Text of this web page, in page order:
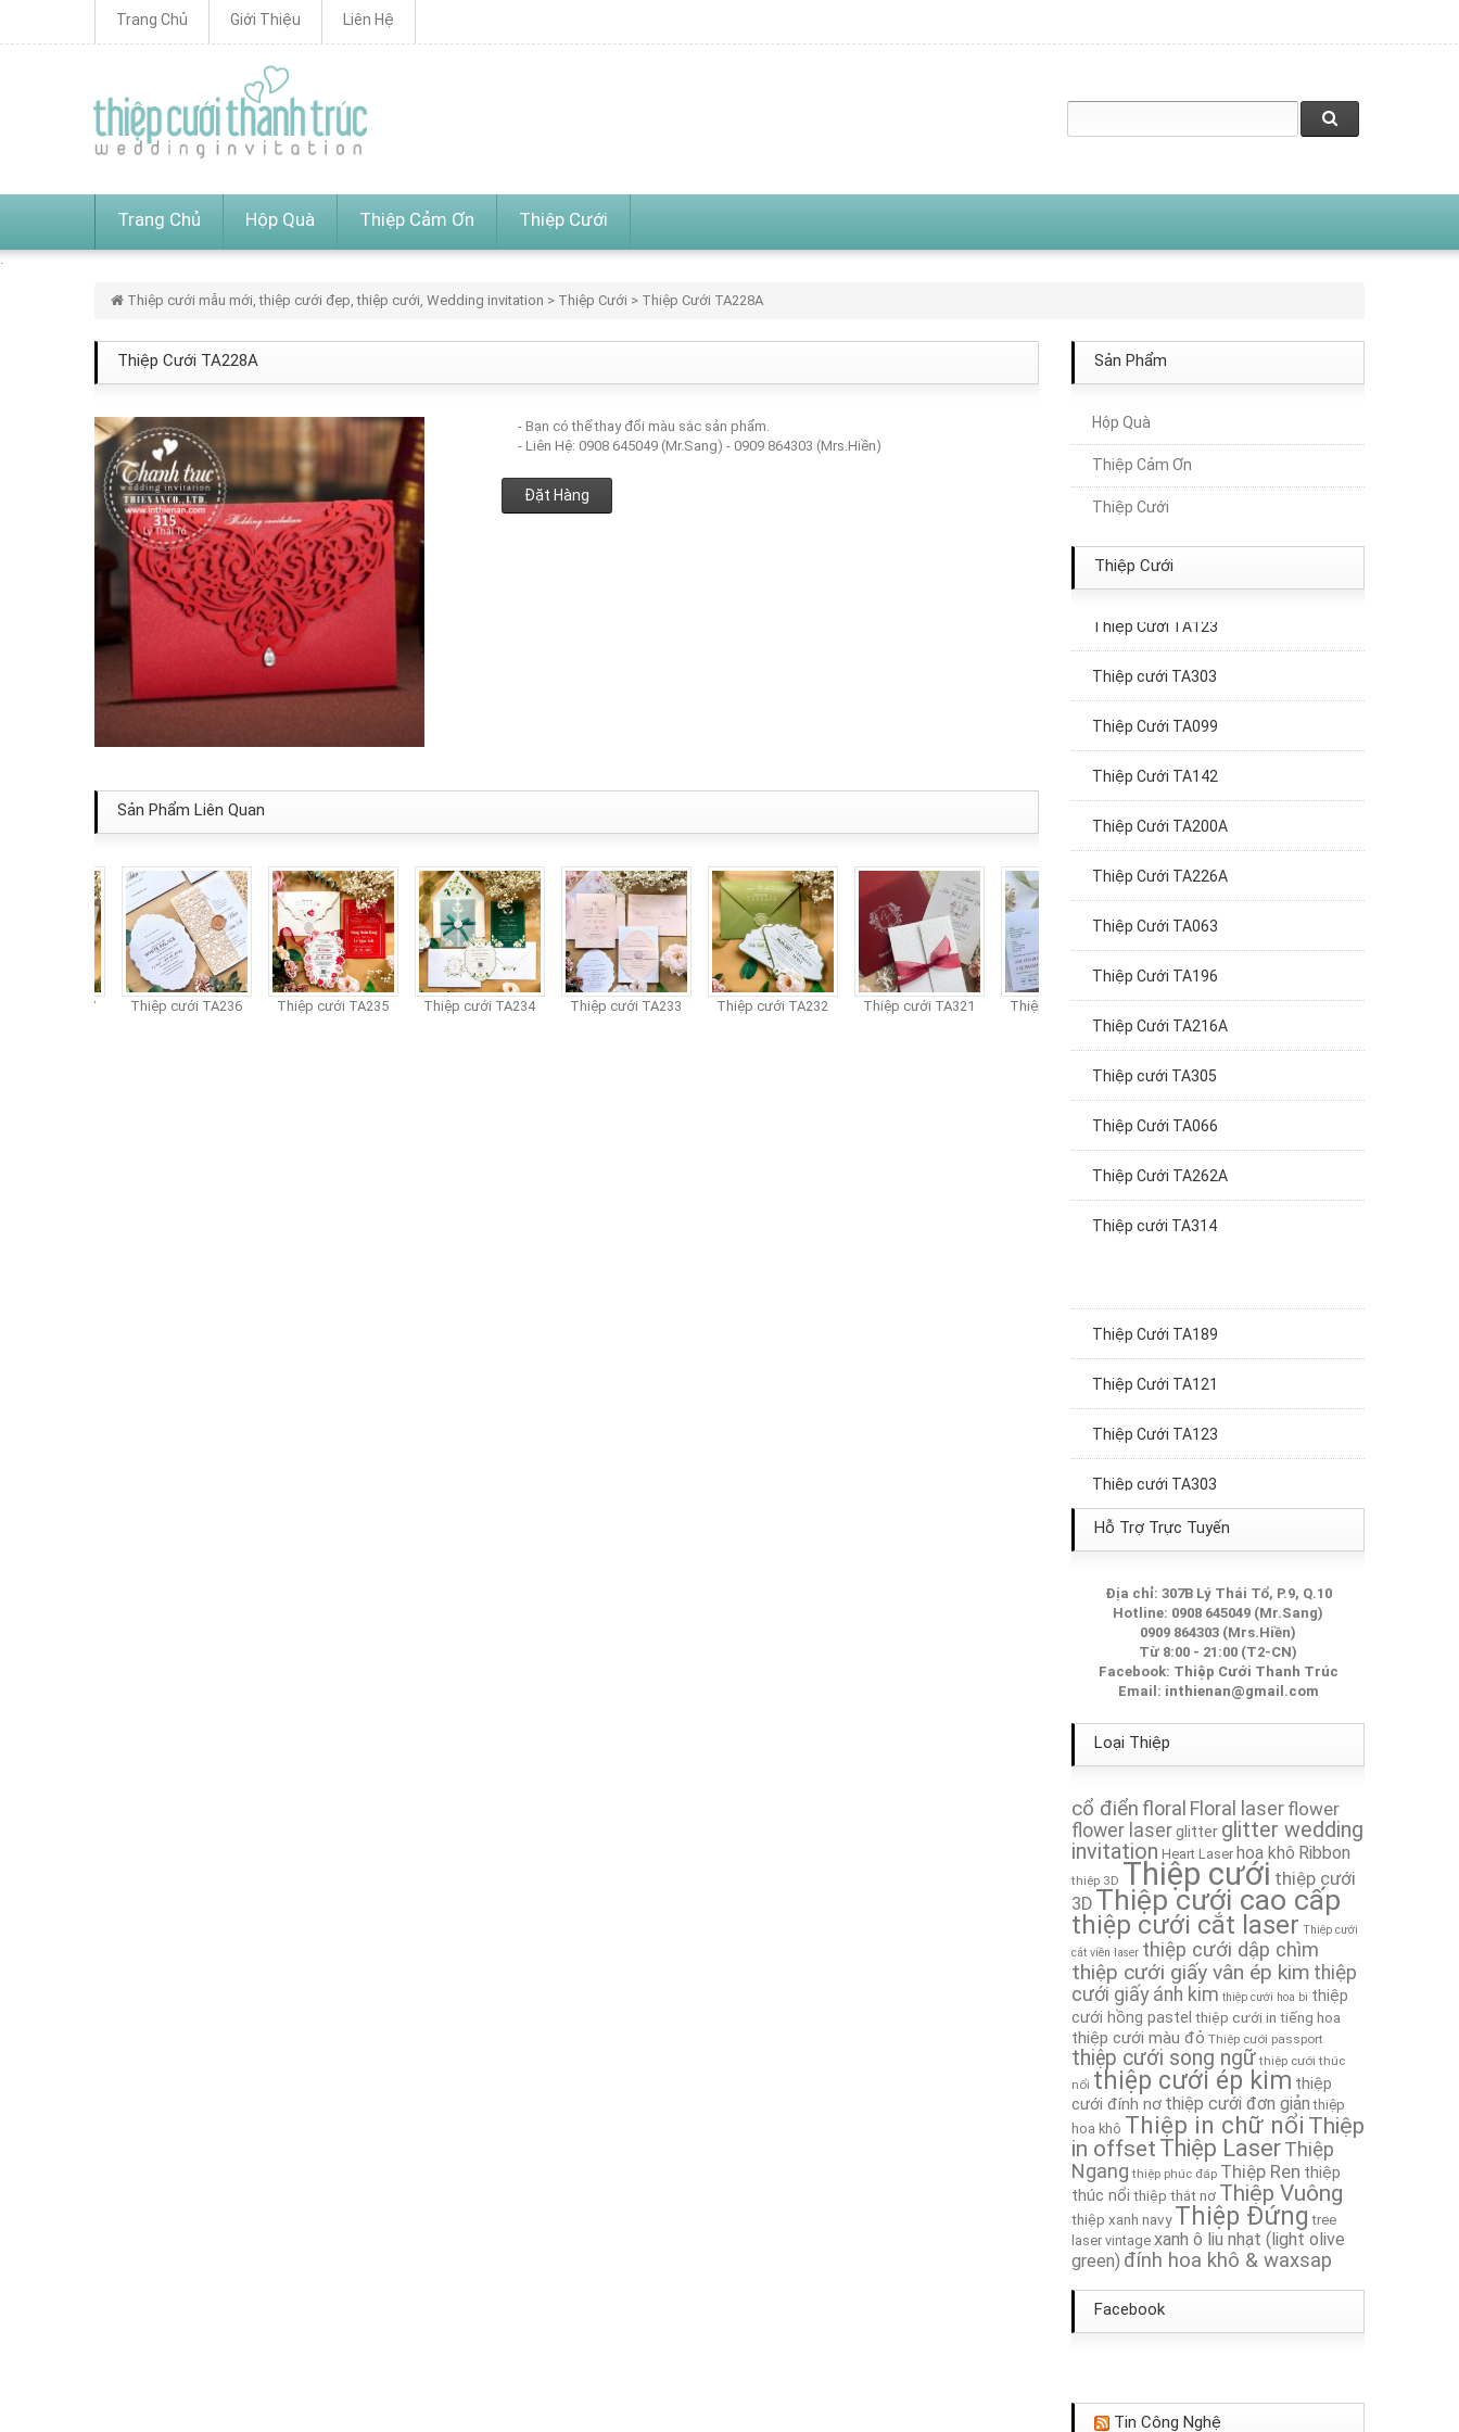
Trang Chủ Giới Thiệu Liên Hệ
Trang Chủ Hộp Quà Thiệp Cảm Ơn Thiệp Cưới
Thiệp cưới mẫu mới, thiệp cưới đẹp, thiệp cưới, Wedding invitation > Thiệp Cưới > Thiệp Cưới TA228A
Thiệp Cưới TA228A
- Bạn có thể thay đổi màu sắc sản phẩm.
- Liên Hệ: 0908 645049 (Mr.Sang) - 0909 864303 (Mrs.Hiền)
Đặt Hàng
Sản Phẩm Liên Quan
Thiệp cưới TA236 Thiệp cưới TA235 Thiệp cưới TA234 Thiệp cưới TA233 Thiệp cưới TA232 Thiệp cưới TA321 Thiệp cưới TA320 Thiệp cưới TA319 Thiệp cưới TA318
Sản Phẩm
Hộp Quà
Thiệp Cảm Ơn
Thiệp Cưới
Thiệp Cưới
Thiệp Cưới TA189
Thiệp Cưới TA121
Thiệp Cưới TA099
Thiệp Cưới TA200A
Thiệp Cưới TA226A
Thiệp Cưới TA196
Thiệp Cưới TA216A
Thiệp cưới TA305
Thiệp Cưới TA066
Thiệp Cưới TA262A
Thiệp cưới TA314
Hỗ Trợ Trực Tuyến
Địa chỉ: 307B Lý Thái Tổ, P.9, Q.10
Hotline: 0908 645049 (Mr.Sang)
0909 864303 (Mrs.Hiền)
Từ 8:00 - 21:00 (T2-CN)
Facebook: Thiệp Cưới Thanh Trúc
Email: inthienan@gmail.com
Loại Thiệp
cổ điển floral Floral laser flower
flower laserglitter glitter wedding
invitation Heart Laser hoa khô Ribbon
thiệp 3D Thiệp cưới thiệp cưới
3D Thiệp cưới cao cấp
thiệp cưới cắt laser Thiệp cưới
cắt viền laser thiệp cưới dập chìm
thiệp cưới giấy vân ép kim thiệp
cưới giấy ánh kim thiệp cưới hoa bi thiệp
cưới hồng pastel thiệp cưới in tiếng hoa
thiệp cưới màu đỏ Thiệp cưới passport
thiệp cưới song ngữ thiệp cưới thúc
nổi thiệp cưới ép kim thiệp
cưới đính nơ thiệp cưới đơn giản thiệp
hoa khô Thiệp in chữ nổi Thiệp
in offset Thiệp LaserThiệp
Ngang thiệp phúc đáp Thiệp Ren thiệp
thúc nổi thiệp thắt nơ Thiệp Vuông
thiệp xanh navy Thiệp Đứng tree
laser vintage xanh ô liu nhạt (light olive
green) đính hoa khô & waxsap
Facebook
Tin Công Nghệ